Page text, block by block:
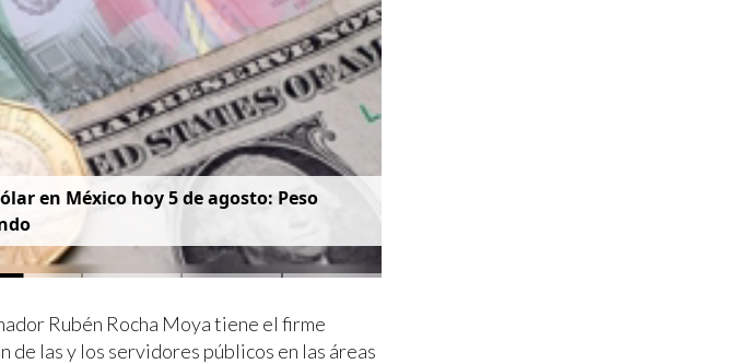
en México hoy 5 de agosto: Peso
Rubén Rocha Moya tiene el firme
las y los servidores públicos en las áreas